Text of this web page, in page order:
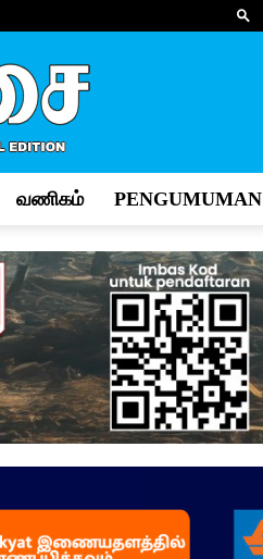
வணிகம் PENGUMUMAN